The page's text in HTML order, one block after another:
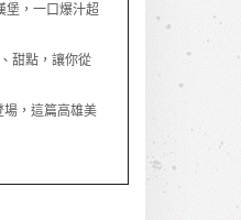
堡，一口爆汁超
甜點，讓你從
，這篇高雄美